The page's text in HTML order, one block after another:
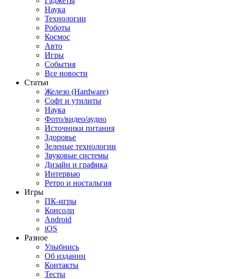
Наука
Технологии
Роботы
Космос
Авто
Игры
События
Все новости
Статьи
Железо (Hardware)
Софт и утилиты
Наука
Фото/видео/аудио
Источники питания
Здоровье
Зеленые технологии
Звуковые системы
Дизайн и графика
Интервью
Ретро и ностальгия
Игры
ПК-игры
Консоли
Android
iOS
Разное
Улыбнись
Об издании
Контакты
Тесты